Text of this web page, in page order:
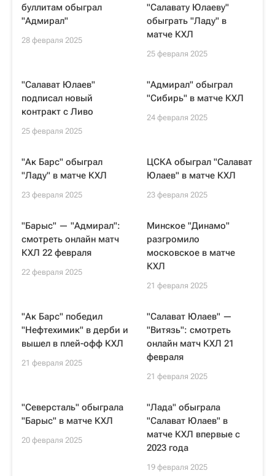
буллитам обыграл
"Адмирал"
28 февраля 2025
"Салавату Юлаеву"
обыграть "Ладу" в
матче КХЛ
25 февраля 2025
"Салават Юлаев"
подписал новый
контракт с Ливо
25 февраля 2025
"Адмирал" обыграл
"Сибирь" в матче КХЛ
24 февраля 2025
"Ак Барс" обыграл
"Ладу" в матче КХЛ
23 февраля 2025
ЦСКА обыграл "Салават
Юлаев" в матче КХЛ
23 февраля 2025
"Барыс" — "Адмирал":
смотреть онлайн матч
КХЛ 22 февраля
22 февраля 2025
Минское "Динамо"
разгромило
московское в матче
КХЛ
21 февраля 2025
"Ак Барс" победил
"Нефтехимик" в дерби и
вышел в плей-офф КХЛ
21 февраля 2025
"Салават Юлаев" —
"Витязь": смотреть
онлайн матч КХЛ 21
февраля
21 февраля 2025
"Северсталь" обыграла
"Барыс" в матче КХЛ
20 февраля 2025
"Лада" обыграла
"Салават Юлаев" в
матче КХЛ впервые с
2023 года
19 февраля 2025